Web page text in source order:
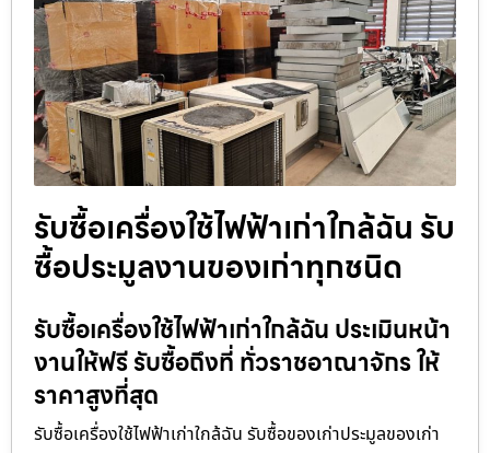
รับซื้อเครื่องใช้ไฟฟ้าเก่าใกล้ฉัน รับ
ซื้อประมูลงานของเก่าทุกชนิด
รับซื้อเครื่องใช้ไฟฟ้าเก่าใกล้ฉัน ประเมินหน้า
งานให้ฟรี รับซื้อถึงที่ ทั่วราชอาณาจักร ให้
ราคาสูงที่สุด
รับซื้อเครื่องใช้ไฟฟ้าเก่าใกล้ฉัน รับซื้อของเก่าประมูลของเก่า